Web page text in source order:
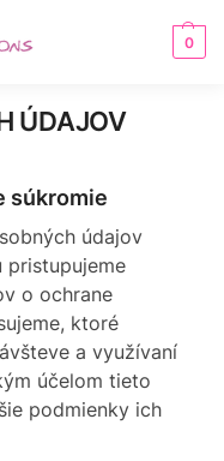
0
ÚDAJOV
súkromie
údajov
pristupujeme
o ochrane
ktoré
a využívaní
účelom tieto
podmienky ich